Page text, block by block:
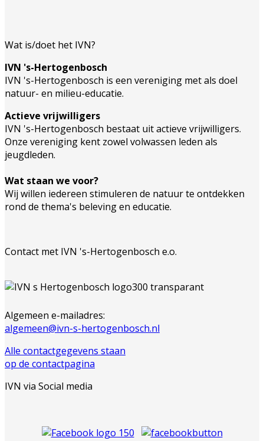
Wat is/doet het IVN?
IVN 's-Hertogenbosch
IVN 's-Hertogenbosch is een vereniging met als doel
natuur- en milieu-educatie.
Actieve vrijwilligers
IVN 's-Hertogenbosch bestaat uit actieve vrijwilligers.
Onze vereniging kent zowel volwassen leden als
jeugdleden.
Wat staan we voor?
Wij willen iedereen stimuleren de natuur te ontdekken
rond de thema's beleving en educatie.
Contact met IVN 's-Hertogenbosch e.o.
Algemeen e-mailadres:
algemeen@ivn-s-hertogenbosch.nl
Alle contactgegevens staan
op de contactpagina
IVN via Social media